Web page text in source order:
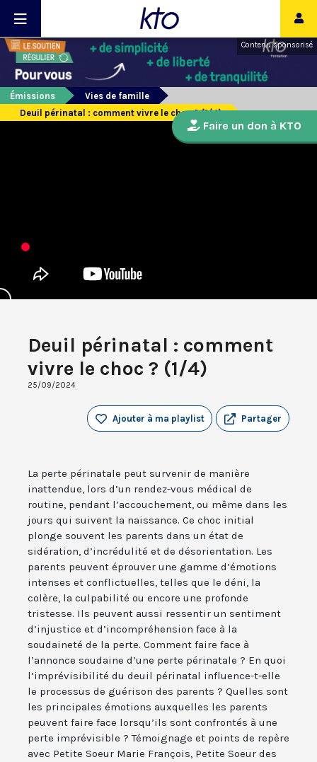
Contenu sponsorisé
Émissions
Vies de famille
Deuil périnatal : comment vivre le choc ? (1/4)
Deuil périnatal : comment
vivre le choc ? (1/4)
25/09/2024
Partager
Ajouter à ma playlist
La perte périnatale peut survenir de manière
inattendue, lors d’un rendez-vous médical de
routine, pendant l’accouchement, ou même dans les
jours qui suivent la naissance. Ce choc initial
plonge souvent les parents dans un état de
sidération, d’incrédulité et de désorientation. Les
parents peuvent éprouver une gamme d’émotions
intenses et conflictuelles, telles que le déni, la
colère, la culpabilité ou encore une profonde
tristesse. Ils peuvent aussi ressentir un sentiment
d’injustice et d’incompréhension face à la
soudaineté de la perte. Comment faire face à
l’annonce soudaine d’une perte périnatale ? En quoi
l’imprévisibilité du deuil périnatal influence-t-elle
le processus de guérison des parents ? Quelles sont
les principales émotions auxquelles les parents
peuvent faire face lorsqu’ils sont confrontés à une
perte imprévisible ? Témoignage et points de repère
avec Petite Soeur Marie François, Petite Soeur des
Faire un don à KTO